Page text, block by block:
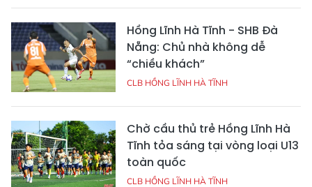
Hồng Lĩnh Hà Tĩnh - SHB Đà
Nẵng: Chủ nhà không dễ
“chiều khách”
CLB HỒNG LĨNH HÀ TĨNH
Chờ cầu thủ trẻ Hồng Lĩnh Hà
Tĩnh tỏa sáng tại vòng loại U13
toàn quốc
CLB HỒNG LĨNH HÀ TĨNH